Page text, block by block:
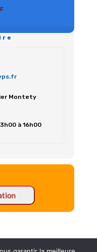
Montety
à 16h00